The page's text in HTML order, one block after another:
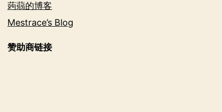
蒟蒻的博客
Mestrace’s Blog
赞助商链接